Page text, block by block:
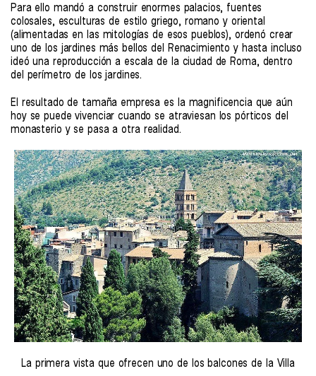
Para ello mandó a construir enormes palacios, fuentes
colosales, esculturas de estilo griego, romano y oriental
(alimentadas en las mitologías de esos pueblos), ordenó crear
uno de los jardines más bellos del Renacimiento y hasta incluso
ideó una reproducción a escala de la ciudad de Roma, dentro
del perímetro de los jardines.
El resultado de tamaña empresa es la magnificencia que aún
hoy se puede vivenciar cuando se atraviesan los pórticos del
monasterio y se pasa a otra realidad.
La primera vista que ofrecen uno de los balcones de la Villa